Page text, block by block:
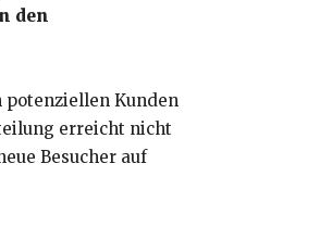
den
potenziellen Kunden
erreicht nicht
Besucher auf